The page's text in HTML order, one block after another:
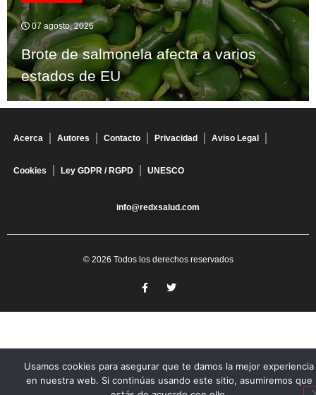
07 agosto, 2026
Brote de salmonela afecta a varios
estados de EU
Acerca Autores Contacto Privacidad Aviso Legal
Cookies Ley GDPR / RGPD UNESCO
info@redxsalud.com
© 2026 Todos los derechos reservados
Usamos cookies para asegurar que te damos la mejor experiencia
en nuestra web. Si continúas usando este sitio, asumiremos que